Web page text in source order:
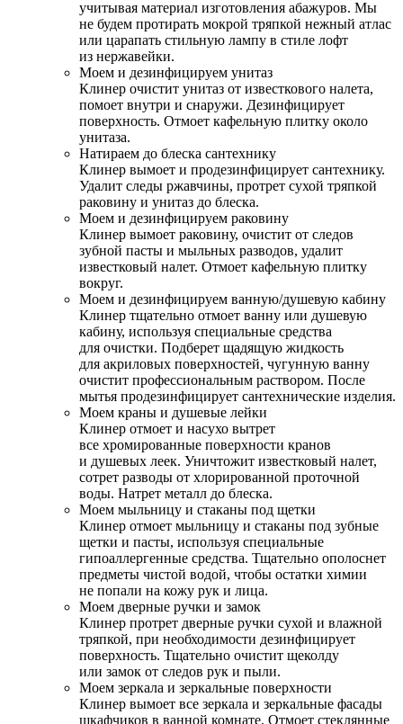
учитывая материал изготовления абажуров. Мы
не будем протирать мокрой тряпкой нежный атлас
или царапать стильную лампу в стиле лофт
из нержавейки.
Моем и дезинфицируем унитаз
Клинер очистит унитаз от известкового налета,
помоет внутри и снаружи. Дезинфицирует
поверхность. Отмоет кафельную плитку около
унитаза.
Натираем до блеска сантехнику
Клинер вымоет и продезинфицирует сантехнику.
Удалит следы ржавчины, протрет сухой тряпкой
раковину и унитаз до блеска.
Моем и дезинфицируем раковину
Клинер вымоет раковину, очистит от следов
зубной пасты и мыльных разводов, удалит
известковый налет. Отмоет кафельную плитку
вокруг.
Моем и дезинфицируем ванную/душевую кабину
Клинер тщательно отмоет ванну или душевую
кабину, используя специальные средства
для очистки. Подберет щадящую жидкость
для акриловых поверхностей, чугунную ванну
очистит профессиональным раствором. После
мытья продезинфицирует сантехнические изделия.
Моем краны и душевые лейки
Клинер отмоет и насухо вытрет
все хромированные поверхности кранов
и душевых леек. Уничтожит известковый налет,
сотрет разводы от хлорированной проточной
воды. Натрет металл до блеска.
Моем мыльницу и стаканы под щетки
Клинер отмоет мыльницу и стаканы под зубные
щетки и пасты, используя специальные
гипоаллергенные средства. Тщательно ополоснет
предметы чистой водой, чтобы остатки химии
не попали на кожу рук и лица.
Моем дверные ручки и замок
Клинер протрет дверные ручки сухой и влажной
тряпкой, при необходимости дезинфицирует
поверхность. Тщательно очистит щеколду
или замок от следов рук и пыли.
Моем зеркала и зеркальные поверхности
Клинер вымоет все зеркала и зеркальные фасады
шкафчиков в ванной комнате. Отмоет стеклянные